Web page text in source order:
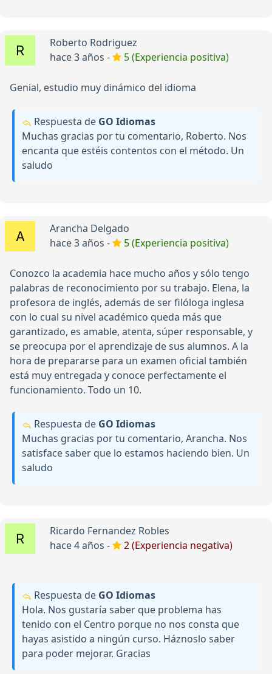
Roberto Rodriguez
hace 3 años -
5 (Experiencia positiva)
Genial, estudio muy dinámico del idioma
Respuesta de GO Idiomas
Muchas gracias por tu comentario, Roberto. Nos
encanta que estéis contentos con el método. Un
saludo
Arancha Delgado
hace 3 años -
5 (Experiencia positiva)
Conozco la academia hace mucho años y sólo tengo
palabras de reconocimiento por su trabajo. Elena, la
profesora de inglés, además de ser filóloga inglesa
con lo cual su nivel académico queda más que
garantizado, es amable, atenta, súper responsable, y
se preocupa por el aprendizaje de sus alumnos. A la
hora de prepararse para un examen oficial también
está muy entregada y conoce perfectamente el
funcionamiento. Todo un 10.
Respuesta de GO Idiomas
Muchas gracias por tu comentario, Arancha. Nos
satisface saber que lo estamos haciendo bien. Un
saludo
Ricardo Fernandez Robles
hace 4 años -
2 (Experiencia negativa)
Respuesta de GO Idiomas
Hola. Nos gustaría saber que problema has
tenido con el Centro porque no nos consta que
hayas asistido a ningún curso. Háznoslo saber
para poder mejorar. Gracias